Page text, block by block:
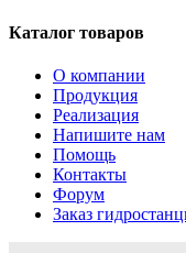
Каталог товаров
О компании
Продукция
Реализация
Напишите нам
Помощь
Контакты
Форум
Заказ